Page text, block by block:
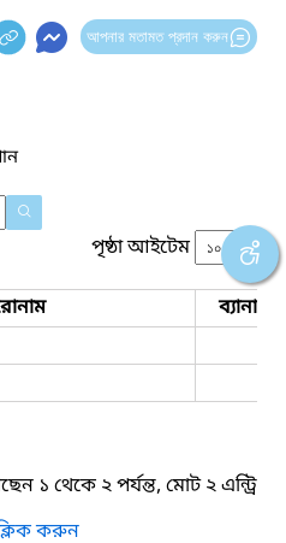
আপনার মতামত প্রদান করুন
পৃষ্ঠা আইটেম
ব্যানার
১ থেকে ২ পর্যন্ত, মোট ২ এন্ট্রি
করুন